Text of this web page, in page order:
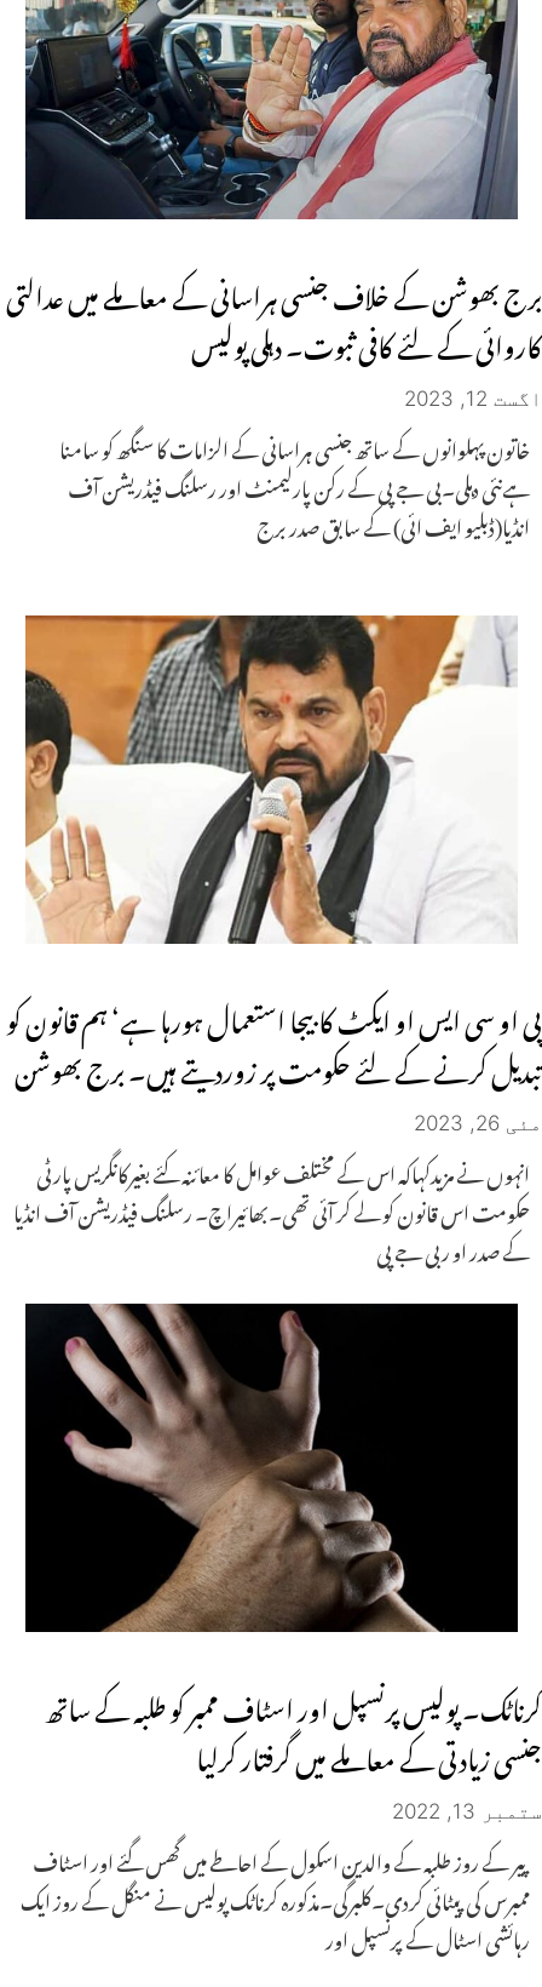
برج بھوشن کے خلاف جنسی ہراسانی کے معاملے میں عدالتی
کاروائی کے لئے کافی ثبوت۔ دہلی پولیس
اگست 12, 2023
خاتون پہلوانوں کے ساتھ جنسی ہراسانی کے الزامات کا سنگھ کو سامنا
ہےنئی دہلی۔بی جے پی کے رکن پارلیمنٹ اور رسلنگ فیڈریشن آف
انڈیا(ڈبلیو ایف ائی) کے سابق صدر برج
پی او سی ایس او ایکٹ کابیجا استعمال ہورہا ہے‘ ہم قانون کو
تبدیل کرنے کے لئے حکومت پر زوردیتے ہیں۔ برج بھوشن
مئی 26, 2023
انہوں نے مزیدکہاکہ اس کے مختلف عوامل کا معائنہ کئے بغیرکانگریس پارٹی
حکومت اس قانون کو لے کر آئی تھی۔بھائیراچ۔ رسلنگ فیڈریشن آف انڈیا
کے صدر او ربی جے پی
کرناٹک۔ پولیس پرنسپل اور اسٹاف ممبر کو طلبہ کے ساتھ
جنسی زیادتی کے معاملے میں گرفتار کرلیا
ستمبر 13, 2022
پیر کے روز طلبہ کے والدین اسکول کے احاطے میں گھس گئے اور اسٹاف
ممبرس کی پیٹائی کردی۔کلبرگی۔مذکورہ کرناٹک پولیس نے منگل کے روز ایک
رہائشی اسٹال کے پرنسپل اور